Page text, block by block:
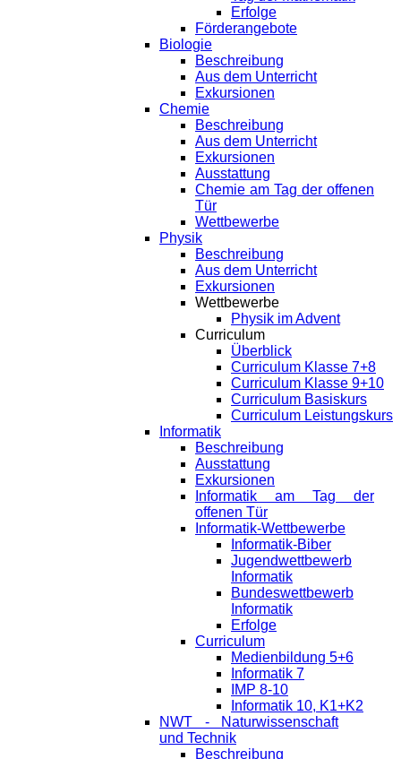
Erfolge
Förderangebote
Biologie
Beschreibung
Aus dem Unterricht
Exkursionen
Chemie
Beschreibung
Aus dem Unterricht
Exkursionen
Ausstattung
Chemie am Tag der offenen
Tür
Wettbewerbe
Physik
Beschreibung
Aus dem Unterricht
Exkursionen
Wettbewerbe
Physik im Advent
Curriculum
Überblick
Curriculum Klasse 7+8
Curriculum Klasse 9+10
Curriculum Basiskurs
Curriculum Leistungskurs
Informatik
Beschreibung
Ausstattung
Exkursionen
Informatik am Tag der
offenen Tür
Informatik-Wettbewerbe
Informatik-Biber
Jugendwettbewerb
Informatik
Bundeswettbewerb
Informatik
Erfolge
Curriculum
Medienbildung 5+6
Informatik 7
IMP 8-10
Informatik 10, K1+K2
NWT - Naturwissenschaft
und Technik
Beschreibung